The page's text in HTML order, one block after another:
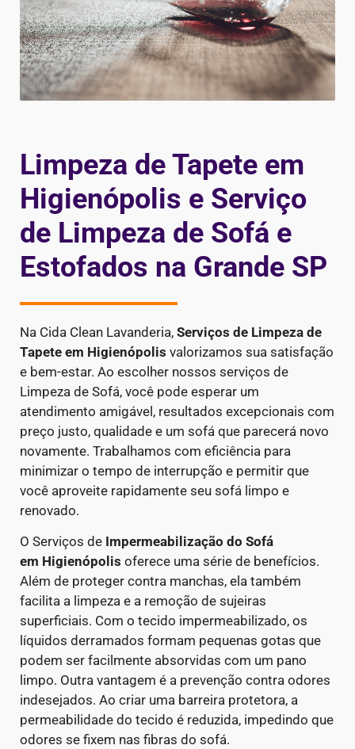
Limpeza de Tapete em
Higienópolis e Serviço
de Limpeza de Sofá e
Estofados na Grande SP
Na Cida Clean Lavanderia, Serviços de Limpeza de
Tapete em Higienópolis valorizamos sua satisfação
e bem-estar. Ao escolher nossos serviços de
Limpeza de Sofá, você pode esperar um
atendimento amigável, resultados excepcionais com
preço justo, qualidade e um sofá que parecerá novo
novamente. Trabalhamos com eficiência para
minimizar o tempo de interrupção e permitir que
você aproveite rapidamente seu sofá limpo e
renovado.
O Serviços de Impermeabilização do Sofá
em Higienópolis oferece uma série de benefícios.
Além de proteger contra manchas, ela também
facilita a limpeza e a remoção de sujeiras
superficiais. Com o tecido impermeabilizado, os
líquidos derramados formam pequenas gotas que
podem ser facilmente absorvidas com um pano
limpo. Outra vantagem é a prevenção contra odores
indesejados. Ao criar uma barreira protetora, a
permeabilidade do tecido é reduzida, impedindo que
odores se fixem nas fibras do sofá.